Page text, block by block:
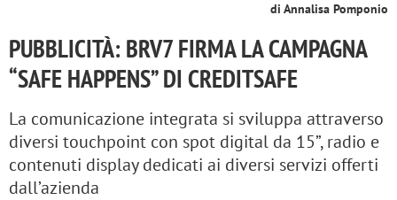
di Annalisa Pomponio
PUBBLICITÀ: BRV7 FIRMA LA CAMPAGNA
“SAFE HAPPENS” DI CREDITSAFE
La comunicazione integrata si sviluppa attraverso
diversi touchpoint con spot digital da 15”, radio e
contenuti display dedicati ai diversi servizi offerti
dall’azienda